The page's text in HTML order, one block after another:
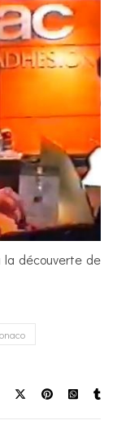
la découverte de